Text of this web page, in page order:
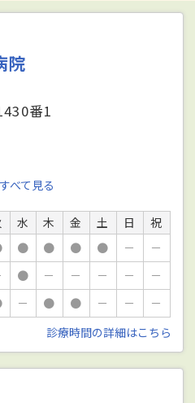
院
番1
すべて見る
水 木 金 土 日
祝
● ● ● ● －
－
● － － － －
－
－ ● ● － －
－
診療時間の詳細はこちら